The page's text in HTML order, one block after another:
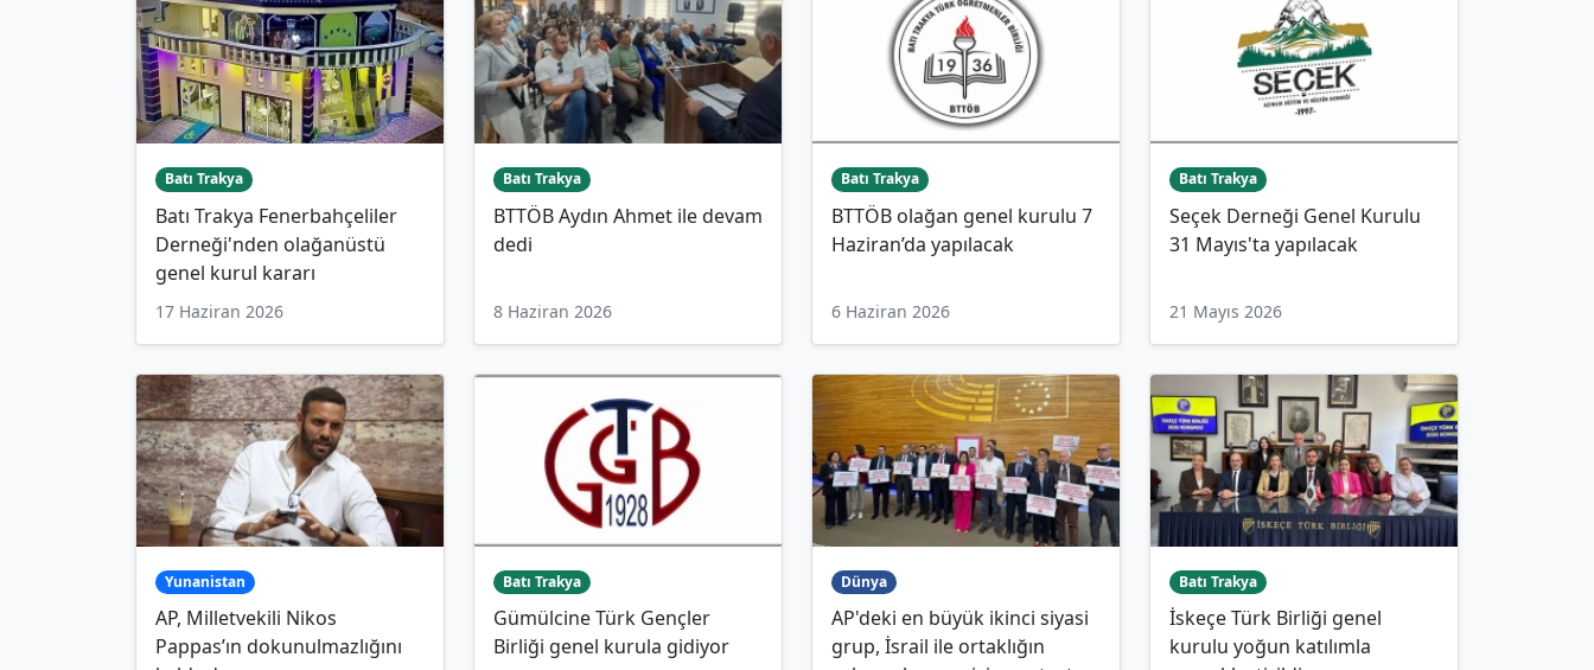
Batı Trakya
Batı Trakya Fenerbahçeliler
Derneği'nden olağanüstü
genel kurul kararı
17 Haziran 2026
Batı Trakya
BTTÖB Aydın Ahmet ile devam
dedi
8 Haziran 2026
Batı Trakya
BTTÖB olağan genel kurulu 7
Haziran’da yapılacak
6 Haziran 2026
Batı Trakya
Seçek Derneği Genel Kurulu
31 Mayıs'ta yapılacak
21 Mayıs 2026
Yunanistan
AP, Milletvekili Nikos
Pappas’ın dokunulmazlığını
Batı Trakya
Gümülcine Türk Gençler
Birliği genel kurula gidiyor
Dünya
AP'deki en büyük ikinci siyasi
grup, İsrail ile ortaklığın
Batı Trakya
İskeçe Türk Birliği genel
kurulu yoğun katılımla